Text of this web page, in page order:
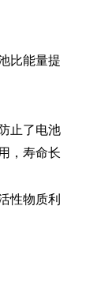
比能量提
止了电池
，寿命长
性物质利